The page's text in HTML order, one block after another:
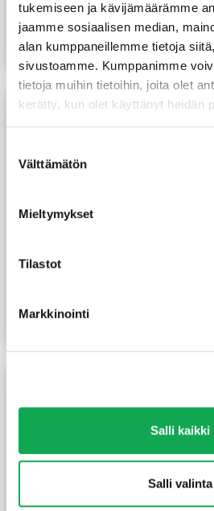
tukemiseen ja kävijämäärämme
jaamme sosiaalisen median,
alan kumppaneillemme tietoja
sivustoamme. Kumppanimme
tietoja muihin tietoihin, joita olet
kerätty, kun olet käyttänyt heidän
valinta
Välttämätön
Mieltymykset
Tilastot
Markkinointi
Salli kaikki
Salli valinta
valkoinen
22,15€/prk(24,61 €/L)
Lue lisää
Siparila korjausmaali 0,5 l